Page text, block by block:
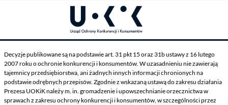
Decyzje publikowane są na podstawie art. 31 pkt 15 oraz 31b ustawy z 16 lutego
2007 roku o ochronie konkurencji i konsumentów. W uzasadnieniu nie zawierają
tajemnicy przedsiębiorstwa, ani żadnych innych informacji chronionych na
podstawie odrębnych przepisów. Zgodnie z wskazaną ustawą do zakresu działania
Prezesa UOKiK należy m. in. gromadzenie i upowszechnianie orzecznictwa w
sprawach z zakresu ochrony konkurencji i konsumentów, w szczególności przez